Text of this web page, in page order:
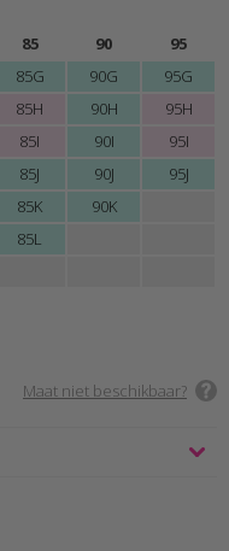
85 90
95
85G 90G
95G
85H 90H
95H
85I 90I
95I
85J 90J
95J
85K
90K
85L
Maat niet beschikbaar?